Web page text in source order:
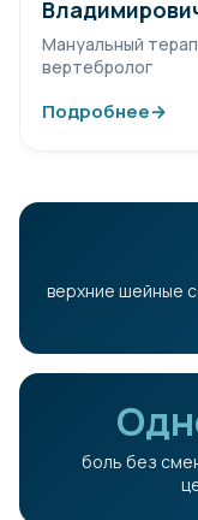
Мануальный
вертебролог
Подробнее→
верхние шейные
боль без